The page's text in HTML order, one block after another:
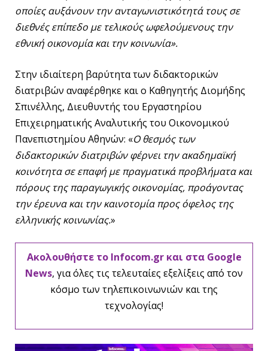
οποίες αυξάνουν την ανταγωνιστικότητά τους σε
διεθνές επίπεδο με τελικούς ωφελούμενους την
εθνική οικονομία και την κοινωνία».
Στην ιδιαίτερη βαρύτητα των διδακτορικών
διατριβών αναφέρθηκε και ο Καθηγητής Διομήδης
Σπινέλλης, Διευθυντής του Εργαστηρίου
Επιχειρηματικής Αναλυτικής του Οικονομικού
Πανεπιστημίου Αθηνών: «Ο θεσμός των
διδακτορικών διατριβών φέρνει την ακαδημαϊκή
κοινότητα σε επαφή με πραγματικά προβλήματα και
πόρους της παραγωγικής οικονομίας, προάγοντας
την έρευνα και την καινοτομία προς όφελος της
ελληνικής κοινωνίας.»
Ακολουθήστε το Infocom.gr και στα Google
News, για όλες τις τελευταίες εξελίξεις από τον
κόσμο των τηλεπικοινωνιών και της
τεχνολογίας!